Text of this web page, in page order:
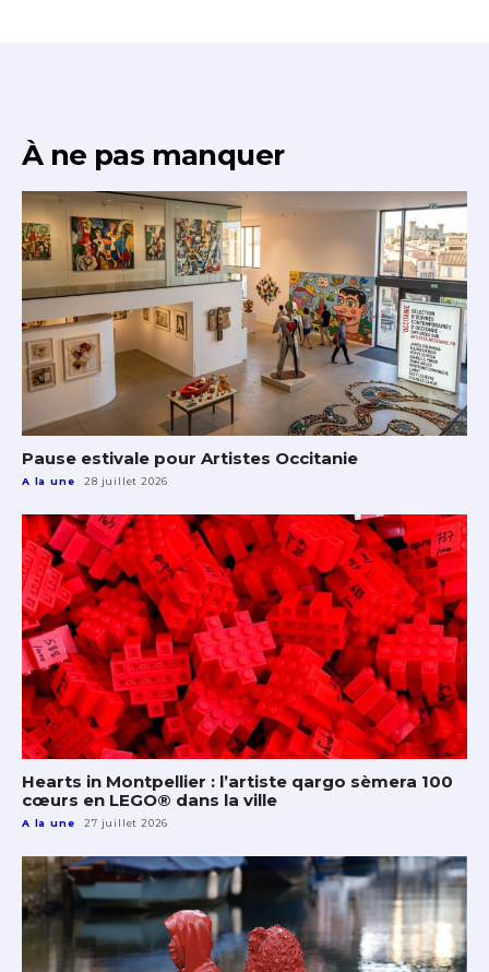
À ne pas manquer
Pause estivale pour Artistes Occitanie
A la une 28 juillet 2026
Hearts in Montpellier : l’artiste qargo sèmera 100
cœurs en LEGO® dans la ville
A la une 27 juillet 2026